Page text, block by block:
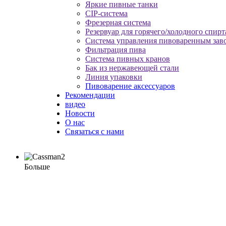
Яркие пивные танки
CIP-система
Фрезерная система
Резервуар для горячего/холодного
Система управления пивоваренным
Фильтрация пива
Система пивных кранов
Бак из нержавеющей стали
Линия упаковки
Пивоварение аксессуаров
Рекомендации
видео
Новости
О нас
Связаться с нами
Больше